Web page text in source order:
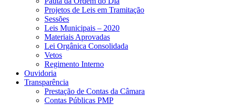
Projetos de Leis em Tramitação
Sessões
Leis Municipais – 2020
Materiais Aprovadas
Lei Orgânica Consolidada
Vetos
Regimento Interno
Ouvidoria
Transparência
Prestação de Contas da Câmara
Contas Públicas PMP